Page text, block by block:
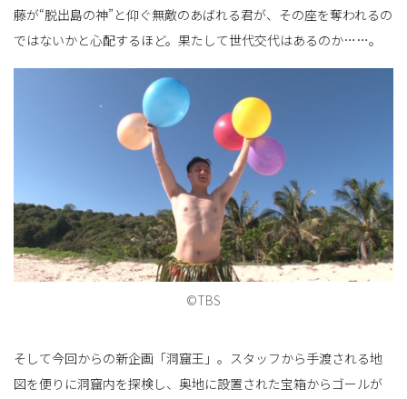
藤が“脱出島の神”と仰ぐ無敵のあばれる君が、その座を奪われるの
ではないかと心配するほど。果たして世代交代はあるのか……。
©TBS
そして今回からの新企画「洞窟王」。スタッフから手渡される地
図を便りに洞窟内を探検し、奥地に設置された宝箱からゴールが